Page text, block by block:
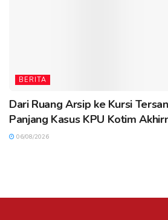
BERITA
Dari Ruang Arsip ke Kursi
Panjang Kasus KPU Kotim
06/08/2026